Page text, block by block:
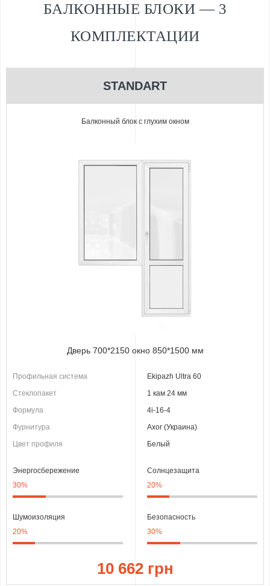
БАЛКОННЫЕ БЛОКИ — 3
КОМПЛЕКТАЦИИ
STANDART
Балконный блок с глухим окном
Дверь 700*2150 окно 850*1500 мм
Профильная система
Ekipazh Ultra 60
Стеклопакет
1 кам 24 мм
Формула
4i-16-4
Фурнитура
Axor (Украина)
Цвет профиля
Белый
Энергосбережение
30%
Солнцезащита
20%
Шумоизоляция
20%
Безопасность
30%
10 662 грн